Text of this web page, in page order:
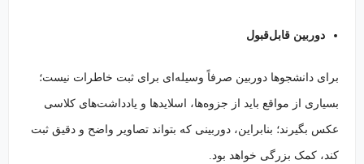
دوربین قابل‌قبول
برای دانشجوها دوربین صرفاً وسیله‌ای برای ثبت خاطرات نیست؛
بسیاری از مواقع باید از جزوه‌ها، اسلایدها و یادداشت‌های کلاسی
عکس بگیرند؛ بنابراین، دوربینی که بتواند تصاویر واضح و دقیق ثبت
کند، کمک بزرگی خواهد بود.